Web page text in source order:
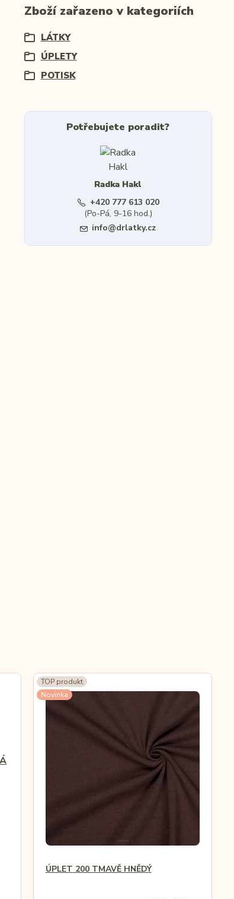
Zboží zařazeno v kategoriích
LÁTKY
ÚPLETY
POTISK
Potřebujete poradit?
Radka Hakl
+420 777 613 020
(Po-Pá, 9-16 hod.)
info@drlatky.cz
TOP produkt
Novinka
ÚPLET 200 TMAVĚ HNĚDÝ